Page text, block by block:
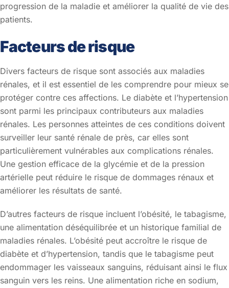
progression de la maladie et améliorer la qualité de vie des
patients.
Facteurs de risque
Divers facteurs de risque sont associés aux maladies
rénales, et il est essentiel de les comprendre pour mieux se
protéger contre ces affections. Le diabète et l’hypertension
sont parmi les principaux contributeurs aux maladies
rénales. Les personnes atteintes de ces conditions doivent
surveiller leur santé rénale de près, car elles sont
particulièrement vulnérables aux complications rénales.
Une gestion efficace de la glycémie et de la pression
artérielle peut réduire le risque de dommages rénaux et
améliorer les résultats de santé.
D’autres facteurs de risque incluent l’obésité, le tabagisme,
une alimentation déséquilibrée et un historique familial de
maladies rénales. L’obésité peut accroître le risque de
diabète et d’hypertension, tandis que le tabagisme peut
endommager les vaisseaux sanguins, réduisant ainsi le flux
sanguin vers les reins. Une alimentation riche en sodium,